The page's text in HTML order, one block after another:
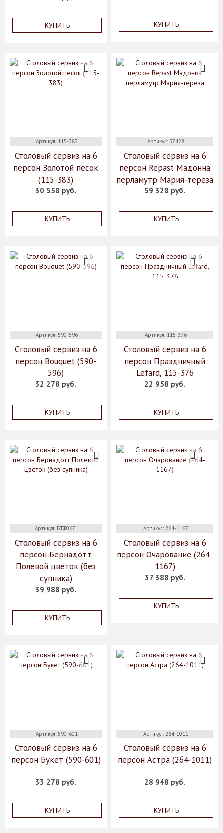
КУПИТЬ КУПИТЬ
Артикул: 115-383
Столовый сервиз на 6
персон Золотой песок
(115-383)
30 558 руб.
КУПИТЬ
Артикул: 57428
Столовый сервиз на 6
персон Repast Мадонна
перламутр Мария-тереза
59 328 руб.
КУПИТЬ
Артикул: 590-596
Столовый сервиз на 6
персон Bouquet (590-
596)
32 278 руб.
КУПИТЬ
Артикул: 115-376
Столовый сервиз на 6
персон Праздничный
Lefard, 115-376
22 958 руб.
КУПИТЬ
Артикул: БТФ0671
Столовый сервиз на 6
персон Бернадотт
Полевой цветок (без
супника)
39 988 руб.
КУПИТЬ
Артикул: 264-1167
Столовый сервиз на 6
персон Очарование (264-
1167)
37 388 руб.
КУПИТЬ
Артикул: 590-601
Столовый сервиз на 6
персон Букет (590-601)
33 278 руб.
КУПИТЬ
Артикул: 264-1011
Столовый сервиз на 6
персон Астра (264-1011)
28 948 руб.
КУПИТЬ